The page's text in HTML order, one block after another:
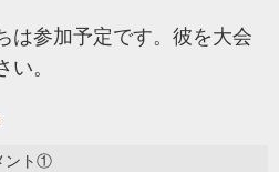
参加予定です。彼を大会
。
ント①